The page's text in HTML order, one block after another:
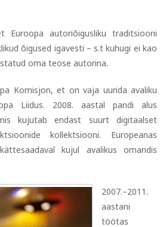
Euroopa autoriõigusliku traditsiooni
õigused igavesti – s.t kuhugi ei kao
oma teose autorina.
Komisjon, et on vaja uurida avaliku
Liidus. 2008. aastal pandi alus
kujutab endast suurt digitaalset
kollektsiooni. Europeanas
kujul avalikus omandis
2007.–2011.
aastani
töötas